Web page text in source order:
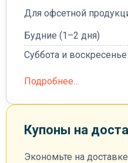
Для офсетной
Будние (1–2 дня)
Суббота и воскресенье
Подробнее…
Купоны на
Экономьте на